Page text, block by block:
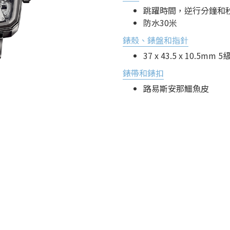
跳躍時間，逆行分鐘和
防水30米
錶殼、錶盤和指針
37 x 43.5 x 10.5mm 5
錶帶和錶扣
路易斯安那鱷魚皮